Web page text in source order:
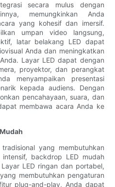
secara mulus dengan
memungkinkan Anda
yang kohesif dan imersif.
umpan video langsung,
latar belakang LED dapat
Anda dan meningkatkan
Layar LED dapat dengan
proyektor, dan perangkat
menyampaikan presentasi
kepada audiens. Dengan
pencahayaan, suara, dan
membawa acara Anda ke
yang membutuhkan
backdrop LED mudah
LED ringan dan portabel,
membutuhkan pengaturan
plug-and-play, Anda dapat